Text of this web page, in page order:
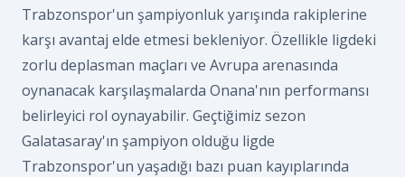
Trabzonspor'un şampiyonluk yarışında rakiplerine
karşı avantaj elde etmesi bekleniyor. Özellikle ligdeki
zorlu deplasman maçları ve Avrupa arenasında
oynanacak karşılaşmalarda Onana'nın performansı
belirleyici rol oynayabilir. Geçtiğimiz sezon
Galatasaray'ın şampiyon olduğu ligde
Trabzonspor'un yaşadığı bazı puan kayıplarında